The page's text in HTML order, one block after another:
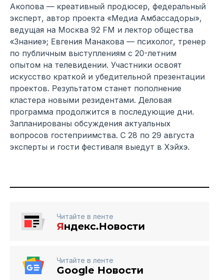
Акопова — креативный продюсер, федеральный
эксперт, автор проекта «Медиа Амбассадоры»,
ведущая на Москва 92 FM и лектор общества
«Знание»; Евгения Манакова — психолог, тренер
по публичным выступлениям с 20-летним
опытом на телевидении. Участники освоят
искусство краткой и убедительной презентации
проектов. Результатом станет пополнение
кластера новыми резидентами. Деловая
программа продолжится в последующие дни.
Запланированы обсуждения актуальных
вопросов гостеприимства. С 28 по 29 августа
эксперты и гости фестиваля выедут в Хэйхэ.
Читайте в ленте
Яндекс.Новости
Читайте в ленте
Google Новости